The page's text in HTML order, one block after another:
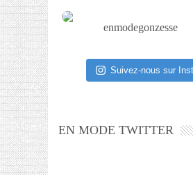
enmodegonzesse
Suivez-nous sur
EN MODE TWITTER